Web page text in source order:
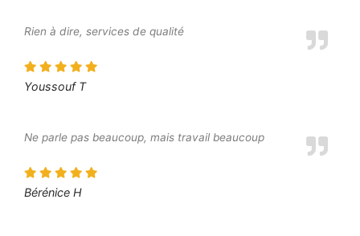
Rien à dire, services de qualité
Youssouf T
Ne parle pas beaucoup, mais travail beaucoup
Bérénice H